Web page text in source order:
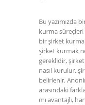
Bu yazımızda
kurma
bir şirket kurma
şirket kurmak
gereklidir,
nasıl kurulur,
belirlenir,
arasındaki
mı avantajlı,